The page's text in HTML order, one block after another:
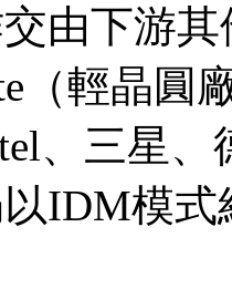
由下游
（輕晶圓
、三星
IDM模式